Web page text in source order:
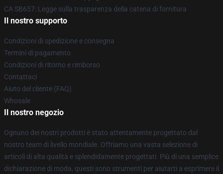
CA SB657: Legge sulla trasparenza della catena di fornitura
Il nostro supporto
Condizioni di spedizione e consegna
Termini di pagamento
Condizioni di ritorno e rimborso
Contattaci
Aiuto del cliente (FAQ)
Whosale
Il nostro negozio
Ognuno dei nostri prodotti è stato attentamente progettato dal
nostro team di livello mondiale. Offriamo una vasta selezione di
articoli di alta qualità e splendidamente progettati. Più di una semplice
dichiarazione di moda, questi sono strumenti per aiutarti a esprimere il